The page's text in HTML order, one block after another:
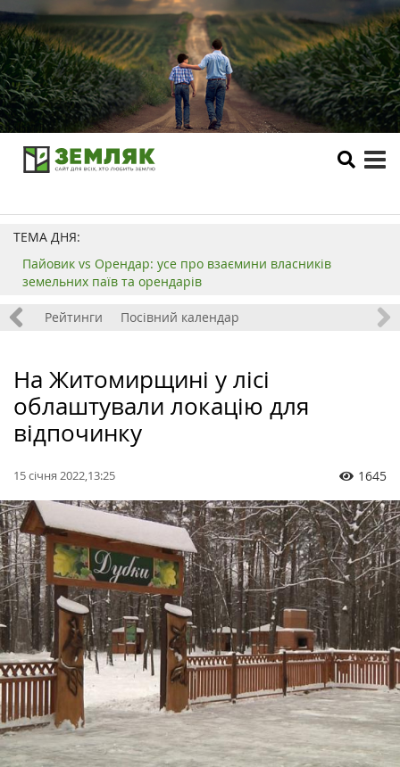
ТЕМА ДНЯ:
Пайовик vs Орендар: усе про взаємини власників
земельних паїв та орендарів
Рейтинги Посівний календар
На Житомирщині у лісі
облаштували локацію для
відпочинку
15 січня 2022,13:25 1645